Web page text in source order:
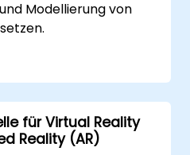
Modellierung von
kommunizieren,
und
zu beeinflussen.
für Virtual Reality
Reality (AR)